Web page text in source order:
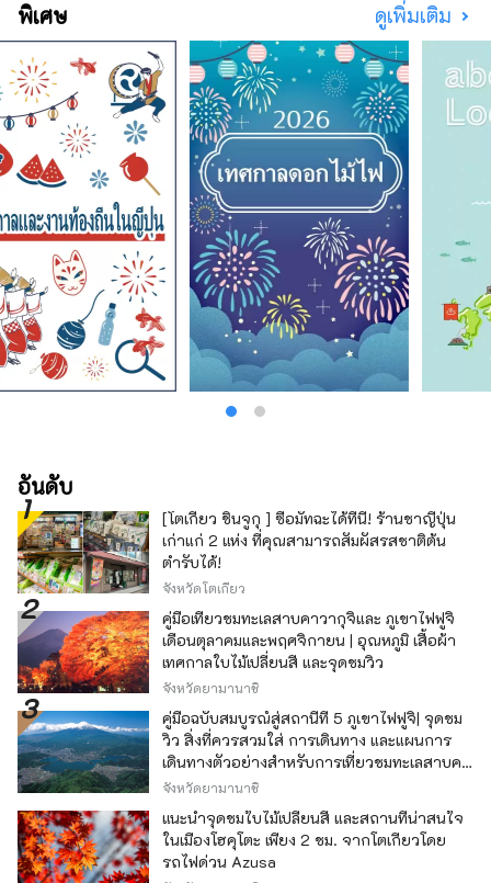
พิเศษ ดูเพิ่มเติม
อันดับ
[โตเกียว ชินจูกุ ] ซื้อมัทฉะได้ที่นี่! ร้านชาญี่ปุ่น
เก่าแก่ 2 แห่ง ที่คุณสามารถสัมผัสรสชาติต้น
ตำรับได้!
จังหวัดโตเกียว
คู่มือเที่ยวชมทะเลสาบคาวากุจิและ ภูเขาไฟฟูจิ
เดือนตุลาคมและพฤศจิกายน | อุณหภูมิ เสื้อผ้า
เทศกาลใบไม้เปลี่ยนสี และจุดชมวิว
จังหวัดยามานาชิ
คู่มือฉบับสมบูรณ์สู่สถานีที่ 5 ภูเขาไฟฟูจิ| จุดชม
วิว สิ่งที่ควรสวมใส่ การเดินทาง และแผนการ
เดินทางตัวอย่างสำหรับการเที่ยวชมทะเลสาบคา
วากุจิ
จังหวัดยามานาชิ
แนะนำจุดชมใบไม้เปลี่ยนสี และสถานที่น่าสนใจ
ในเมืองโฮคุโตะ เพียง 2 ชม. จากโตเกียวโดย
รถไฟด่วน Azusa